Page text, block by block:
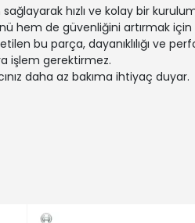
hızlı ve kolay bir
hem de güvenliğini artırmak için
bu parça, dayanıklılığı ve
işlem gerektirmez.
daha az bakıma ihtiyaç duyar.